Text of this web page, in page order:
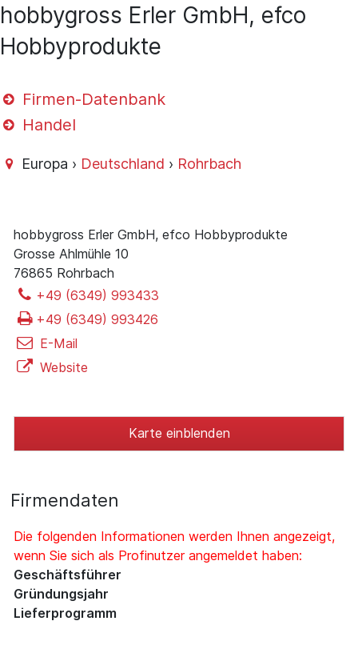
hobbygross Erler GmbH, efco
Hobbyprodukte
Firmen-Datenbank
Handel
Europa › Deutschland › Rohrbach
hobbygross Erler GmbH, efco Hobbyprodukte
Grosse Ahlmühle 10
76865 Rohrbach
+49 (6349) 993433
+49 (6349) 993426
E-Mail
Website
Karte einblenden
Firmendaten
Die folgenden Informationen werden Ihnen angezeigt,
wenn Sie sich als Profinutzer angemeldet haben:
Geschäftsführer
Gründungsjahr
Lieferprogramm